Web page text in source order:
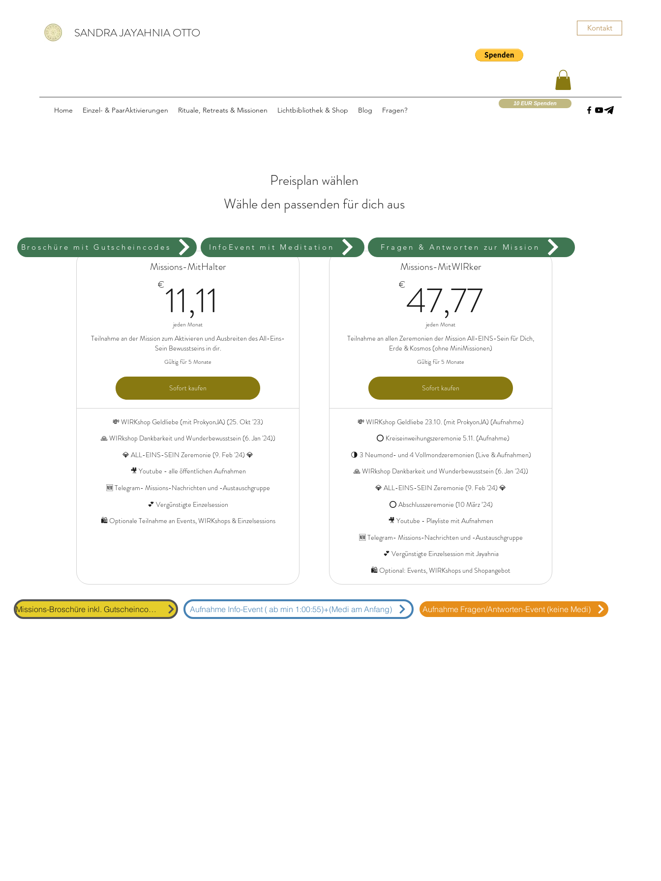
SANDRA JAYAHNIA OTTO Kontakt
Home Einzel- & PaarAktivierungen Rituale, Retreats & Missionen Lichtbibliothek & Shop Blog Fragen?
Preisplan wählen
Wähle den passenden für dich aus
Missions-MitHalter
€11,11
jeden Monat
Teilnahme an der Mission zum Aktivieren und Ausbreiten des All-Eins-
Sein Bewusstseins in dir.
Gültig für 5 Monate
Sofort kaufen
💸 WIRKshop Geldliebe (mit ProkyonJA) (25. Okt '23)
🙏 WIRkshop Dankbarkeit und Wunderbewusstsein (6. Jan '24))
💎 ALL-EINS-SEIN Zeremonie (9. Feb '24) 💎
🎥 Youtube - alle öffentlichen Aufnahmen
🆕 Telegram- Missions-Nachrichten und -Austauschgruppe
💕 Vergünstigte Einzelsession
🛍 Optionale Teilnahme an Events, WIRKshops & Einzelsessions
Missions-MitWIRker
€47,7747,77€
jeden Monat
Teilnahme an allen Zeremonien der Mission All-EINS-Sein für Dich,
Erde & Kosmos (ohne MiniMissionen)
Gültig für 5 Monate
Sofort kaufen
💸 WIRKshop Geldliebe 23.10. (mit ProkyonJA) (Aufnahme)
⭕️ Kreiseinweihungszeremonie 5.11. (Aufnahme)
🌗 3 Neumond- und 4 Vollmondzeremonien (Live & Aufnahmen)
🙏 WIRkshop Dankbarkeit und Wunderbewusstsein (6. Jan '24))
💎 ALL-EINS-SEIN Zeremonie (9. Feb '24) 💎
⭕️ Abschlusszeremonie (10 März ’24)
🎥 Youtube - Playliste mit Aufnahmen
🆕 Telegram- Missions-Nachrichten und -Austauschgruppe
💕 Vergünstigte Einzelsession mit Jayahnia
🛍 Optional: Events, WIRKshops und Shopangebot
Broschüre mit Gutscheincodes InfoEvent mit Meditation Fragen & Antworten zur Mission
Missions-Broschüre inkl. Gutscheincodes Aufnahme Info-Event ( ab min 1:00:55)+(Medi am Anfang) Aufnahme Fragen/Antworten-Event (keine Medi)
10 EUR Spenden